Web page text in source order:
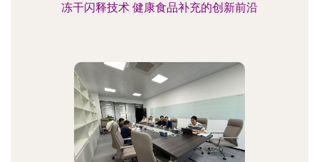
冻干闪释技术 健康食品补充的创新前沿